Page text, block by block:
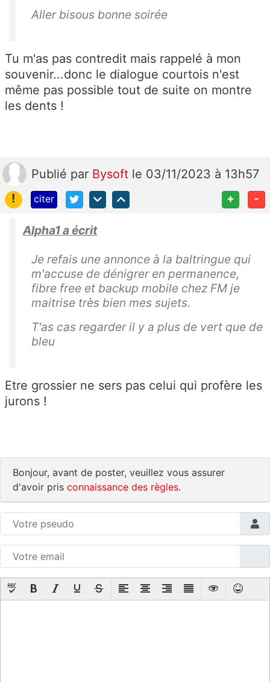
Aller bisous bonne soirée
Tu m'as pas contredit mais rappelé à mon
souvenir...donc le dialogue courtois n'est
même pas possible tout de suite on montre
les dents !
Publié par Bysoft le 03/11/2023 à 13h57
!
citer + -
Alpha1 a écrit
Je refais une annonce à la baltringue qui
m'accuse de dénigrer en permanence,
fibre free et backup mobile chez FM je
maitrise très bien mes sujets.
T'as cas regarder il y a plus de vert que de
bleu
Etre grossier ne sers pas celui qui profère les
jurons !
Bonjour, avant de poster, veuillez vous assurer
d'avoir pris connaissance des règles.